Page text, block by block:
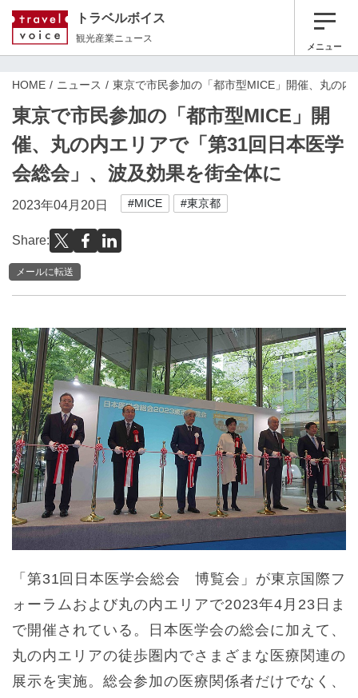
トラベルボイス
観光産業ニュース
メニュー
HOME ニュース 東京で市民参加の「都市型MICE」開催、丸の
東京で市民参加の「都市型MICE」開
催、丸の内エリアで「第31回日本医学
会総会」、波及効果を街全体に
2023年04月20日 #MICE #東京都
Share:
メールに転送
「第31回日本医学会総会 博覧会」が東京国際フ
ォーラムおよび丸の内エリアで2023年4月23日ま
で開催されている。日本医学会の総会に加えて、
丸の内エリアの徒歩圏内でさまざまな医療関連の
展示を実施。総会参加の医療関係者だけでなく、